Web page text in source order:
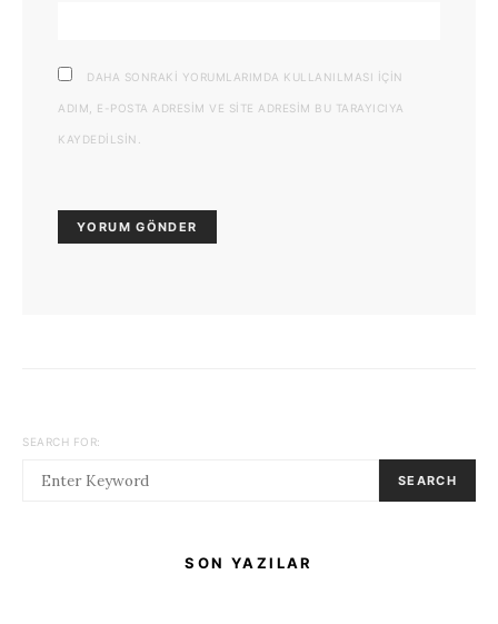
DAHA SONRAKI YORUMLARIMDA KULLANILMASI IÇIN
ADIM, E-POSTA ADRESIM VE SITE ADRESIM BU TARAYICIYA
KAYDEDILSIN.
SEARCH FOR:
SEARCH
SON YAZILAR